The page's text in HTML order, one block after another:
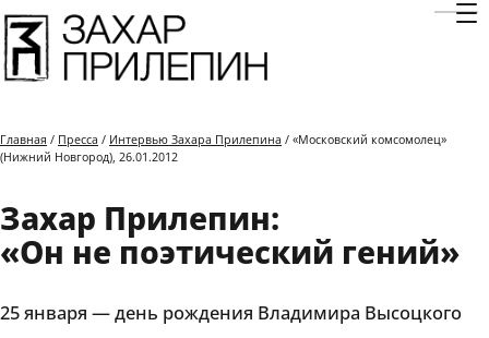
Главная / Пресса / Интервью Захара Прилепина / «Московский комсомолец»
(Нижний Новгород), 26.01.2012
Захар Прилепин:
«Он не поэтический гений»
25 января — день рождения Владимира Высоцкого